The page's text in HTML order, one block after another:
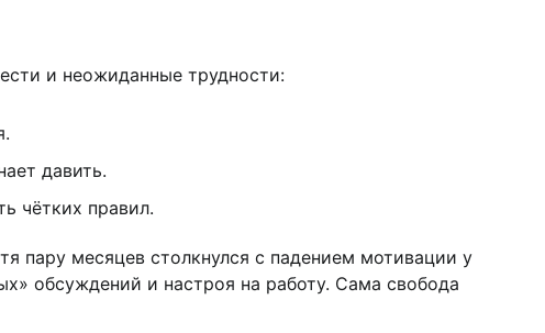
и неожиданные трудности:
давить.
чётких правил.
пару месяцев столкнулся с падением мотивации у
обсуждений и настроя на работу. Сама свобода